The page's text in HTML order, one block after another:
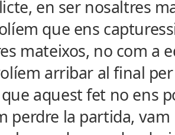
en ser nosaltres
que ens
mateixos, no com a
arribar al final
aquest fet no ens
perdre la partida, vam